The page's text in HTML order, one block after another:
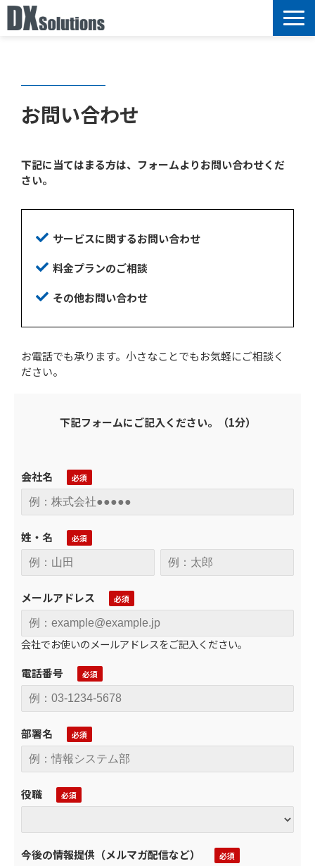
お問い合わせ
下記に当てはまる方は、フォームよりお問い合わせくだ
さい。
サービスに関するお問い合わせ
料金プランのご相談
その他お問い合わせ
お電話でも承ります。小さなことでもお気軽にご相談く
ださい。
下記フォームにご記入ください。（1分）
会社名
姓・名
メールアドレス
会社でお使いのメールアドレスをご記入ください。
電話番号
部署名
役職
今後の情報提供（メルマガ配信など）